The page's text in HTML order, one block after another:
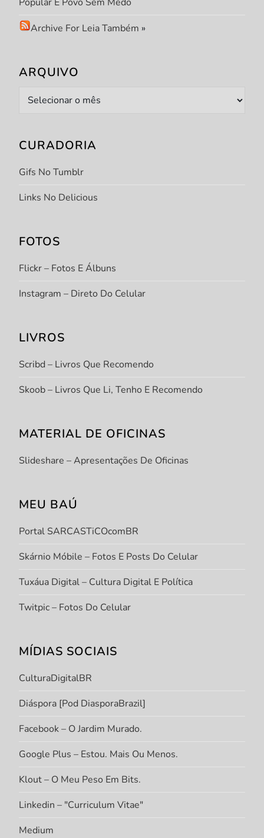
Archive For Leia Também »
ARQUIVO
Arquivo
CURADORIA
Gifs No Tumblr
Links No Delicious
FOTOS
Flickr – Fotos E Álbuns
Instagram – Direto Do Celular
LIVROS
Scribd – Livros Que Recomendo
Skoob – Livros Que Li, Tenho E Recomendo
MATERIAL DE OFICINAS
Slideshare – Apresentações De Oficinas
MEU BAÚ
Portal SARCASTiCOcomBR
Skárnio Móbile – Fotos E Posts Do Celular
Tuxáua Digital – Cultura Digital E Política
Twitpic – Fotos Do Celular
MÍDIAS SOCIAIS
CulturaDigitalBR
Diáspora [Pod DiasporaBrazil]
Facebook – O Jardim Murado.
Google Plus – Estou. Mais Ou Menos.
Klout – O Meu Peso Em Bits.
Linkedin – "Curriculum Vitae"
Medium